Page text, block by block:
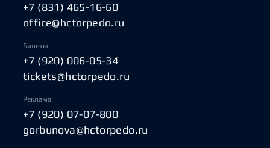
+7 (831) 465-16-60
office@hctorpedo.ru
Билеты
+7 (920) 006-05-34
tickets@hctorpedo.ru
Реклама
+7 (920) 07-07-800
gorbunova@hctorpedo.ru